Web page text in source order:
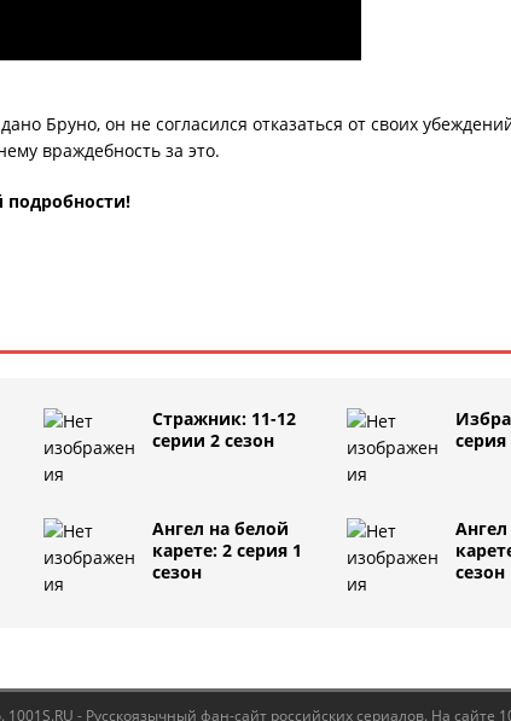
Бруно, он не согласился отказаться от своих
враждебность за это.
подробности!
Стражник: 11-12
серии 2 сезон
серия
Ангел на белой
карете: 2 серия 1
сезон
сезон
- Русскоязычный фан-сайт российских сериалов. На сайте